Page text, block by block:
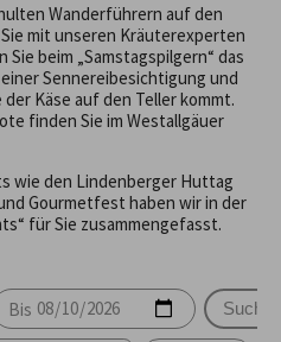
Wanderführern auf den
mit unseren Kräuterexperten
beim „Samstagspilgern“ das
Sennereibesichtigung und
Käse auf den Teller kommt.
finden Sie im Westallgäuer
wie den Lindenberger Huttag
Gourmetfest haben wir in der
für Sie zusammengefasst.
Bis Suchen